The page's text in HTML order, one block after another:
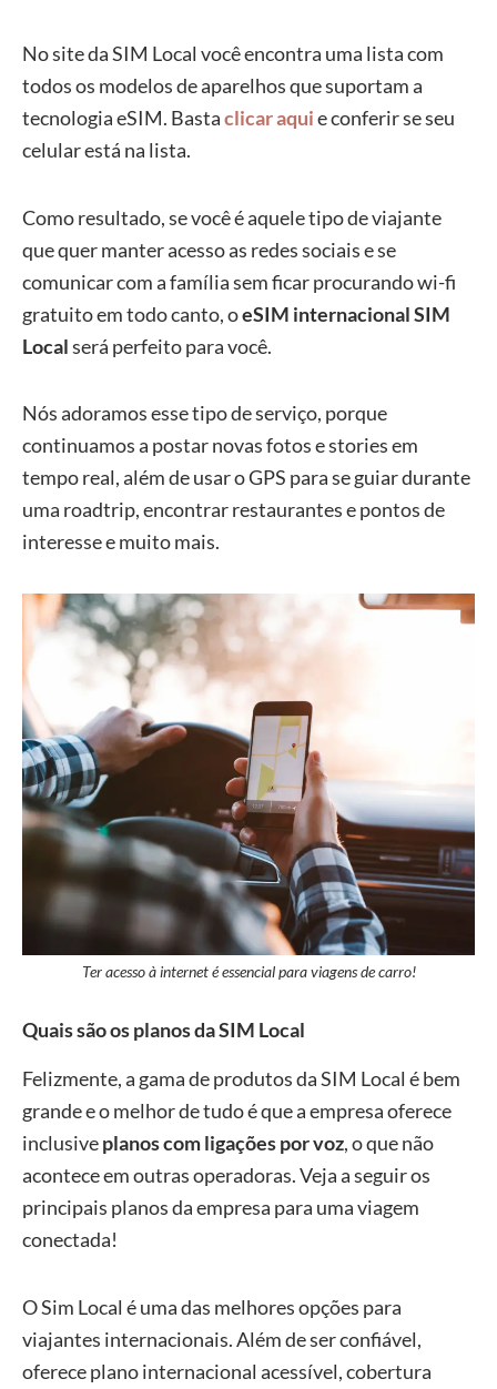
No site da SIM Local você encontra uma lista com
todos os modelos de aparelhos que suportam a
tecnologia eSIM. Bastaclicar aquie conferir se seu
celular está na lista.
Como resultado, se você é aquele tipo de viajante
que quer manter acesso as redes sociais e se
comunicar com a família sem ficar procurando wi-fi
gratuito em todo canto, oeSIM internacional SIM
Localserá perfeito para você.
Nós adoramos esse tipo de serviço, porque
continuamos a postar novas fotos e stories em
tempo real, além de usar o GPS para se guiar durante
uma roadtrip, encontrar restaurantes e pontos de
interesse e muito mais.
Ter acesso à internet é essencial para viagens de carro!
Quais são os planos da SIM Local
Felizmente, a gama de produtos da SIM Local é bem
grande e o melhor de tudo é que a empresa oferece
inclusiveplanos com ligações por voz, o que não
acontece em outras operadoras. Veja a seguir os
principais planos da empresa para uma viagem
conectada!
O Sim Local é uma das melhores opções para
viajantes internacionais. Além de ser confiável,
oferece plano internacional acessível, cobertura